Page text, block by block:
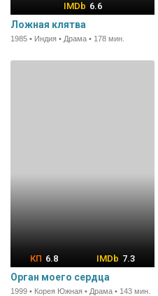
6.6
Ложная клятва
1985 • Индия • Драма • 178 мин.
6.8 7.3
Орган моего сердца
1999 • Корея Южная • Драма • 143 мин.